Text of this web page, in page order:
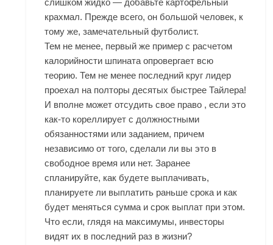
слишком жидко — добавьте картофельный
крахмал. Прежде всего, он большой человек, к
тому же, замечательный футболист.
Тем не менее, первый же пример с расчетом
калорийности шпината опровергает всю
теорию. Тем не менее последний круг лидер
проехал на полторы десятых быстрее Тайлера!
И вполне может отсудить свое право , если это
как-то кореллирует с должностными
обязанностями или заданием, причем
независимо от того, сделали ли вы это в
свободное время или нет. Заранее
спланируйте, как будете выплачивать,
планируете ли выплатить раньше срока и как
будет меняться сумма и срок выплат при этом.
Что если, глядя на максимумы, инвесторы
видят их в последний раз в жизни?